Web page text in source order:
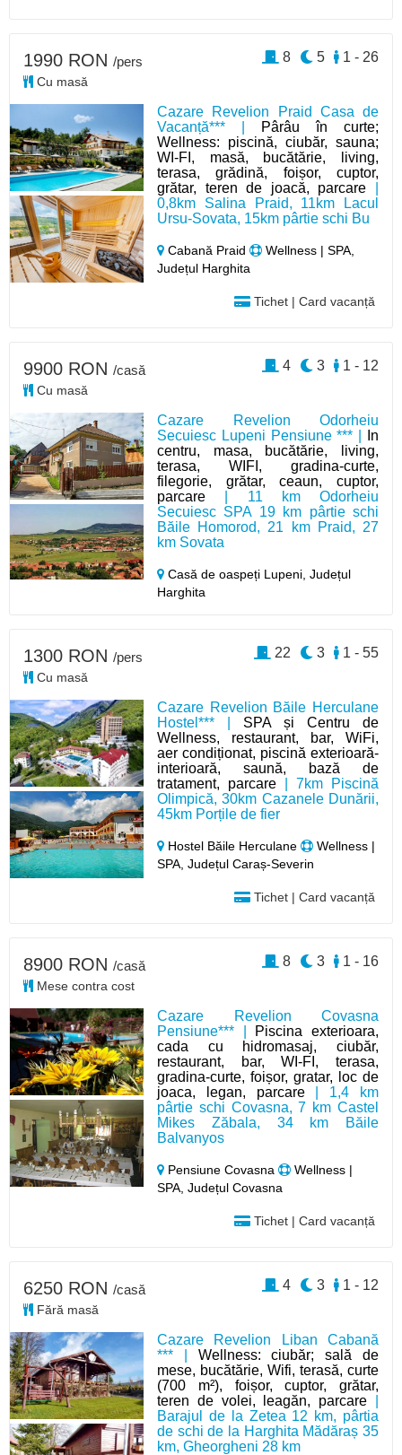
Cazare Revelion Praid Casa de
Vacanță*** |
Pârâu în curte;
Wellness: piscină, ciubăr, sauna;
WI-FI, masă, bucătărie, living,
terasa, grădină, foișor, cuptor,
grătar, teren de joacă, parcare
0,8km Salina Praid, 11km Lacul
Ursu-Sovata, 15km pârtie schi Bu
Cabană Praid
Wellness | SPA,
Județul Harghita
Tichet | Card vacanță
1990 RON /pers
Cu masă
1 - 26
5
8
Cazare Revelion Odorheiu
Secuiesc Lupeni Pensiune *** |
In
centru, masa, bucătărie, living,
terasa, WIFI, gradina-curte,
filegorie, grătar, ceaun, cuptor,
parcare | 11 km Odorheiu
Secuiesc SPA 19 km pârtie schi
Băile Homorod, 21 km Praid, 27
km Sovata
Casă de oaspeți Lupeni,Județul
Harghita
9900 RON /casă
Cu masă
1 - 12
3
4
Cazare Revelion Băile Herculane
Hostel*** | SPA și Centru de
Wellness, restaurant, bar, WiFi,
aer condiționat, piscină exterioară-
interioară, saună, bază de
tratament, parcare | 7km Piscină
Olimpică, 30km Cazanele Dunării,
45km Porțile de fier
Hostel Băile Herculane
Wellness |
SPA, Județul Caraș-Severin
Tichet | Card vacanță
1300 RON /pers
Cu masă
1 - 55
3
22
Cazare Revelion Covasna
Pensiune*** | Piscina exterioara,
cada cu hidromasaj, ciubăr,
restaurant, bar, WI-FI, terasa,
gradina-curte, foișor, gratar, loc de
joaca, legan, parcare| 1,4 km
pârtie schi Covasna, 7 km Castel
Mikes Zăbala, 34 km Băile
Balvanyos
Pensiune Covasna
Wellness |
SPA, Județul Covasna
Tichet | Card vacanță
8900 RON /casă
Mese contra cost
1 - 16
3
8
Cazare Revelion Liban Cabană
*** | Wellness: ciubăr; sală de
mese, bucătărie, Wifi, terasă, curte
(700 m²), foișor, cuptor, grătar,
teren de volei, leagăn, parcare
Barajul de la Zetea 12 km, pârtia
de schi de la Harghita Mădăraș 35
km, Gheorgheni 28 km
6250 RON /casă
Fără masă
1 - 12
3
4